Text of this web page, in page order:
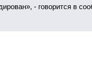
- говорится в